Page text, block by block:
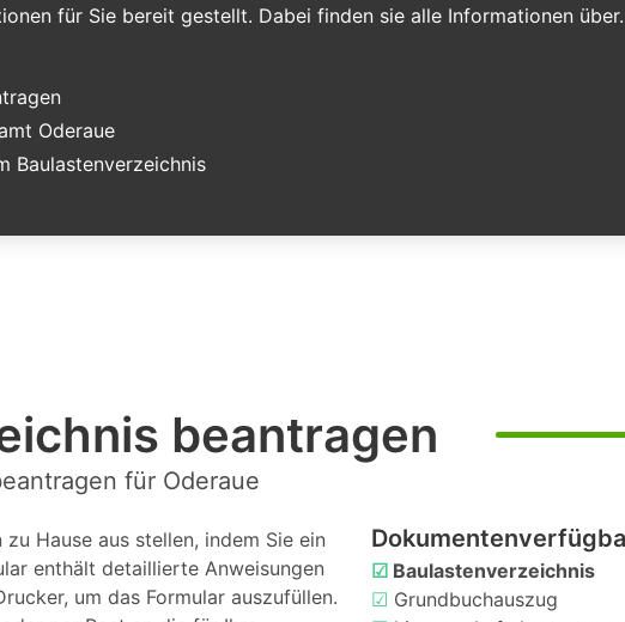
für Sie bereit gestellt. Dabei finden sie alle Informationen
Oderaue
Baulastenverzeichnis
beantragen
für Oderaue
Hause aus stellen, indem Sie ein
enthält detaillierte Anweisungen
um das Formular auszufüllen.
☑ Baulastenverzeichnis
☑ Grundbuchauszug